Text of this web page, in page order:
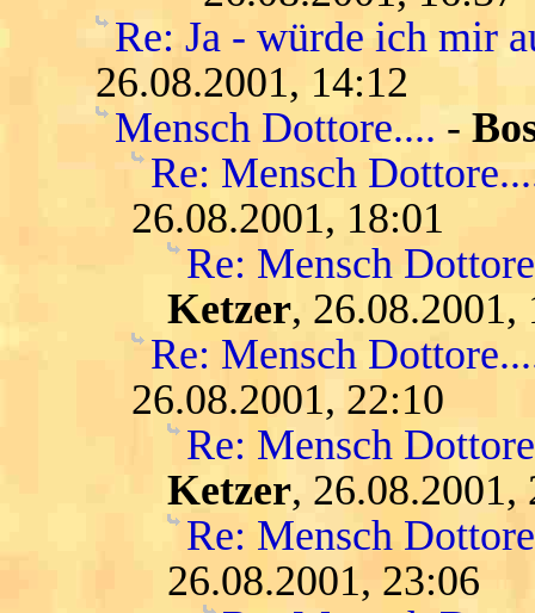
Re: Ja - würde ich mir
26.08.2001, 14:12
Mensch Dottore.... -
Re: Mensch
26.08.2001, 18:01
Re: Mensch
Ketzer, 26.08.2001,
Re: Mensch
26.08.2001, 22:10
Re: Mensch
Ketzer, 26.08.2001,
Re: Mensch
26.08.2001, 23:06